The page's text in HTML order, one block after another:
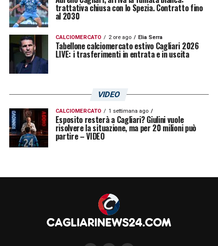
trattativa chiusa con lo Spezia. Contratto fino
al 2030
CALCIOMERCATO 2 ore ago Elia Serra
Tabellone calciomercato estivo Cagliari 2026
LIVE: i trasferimenti in entrata e in uscita
VIDEO
CALCIOMERCATO 1 settimana ago
Esposito resterà a Cagliari? Giulini vuole
risolvere la situazione, ma per 20 milioni può
partire – VIDEO